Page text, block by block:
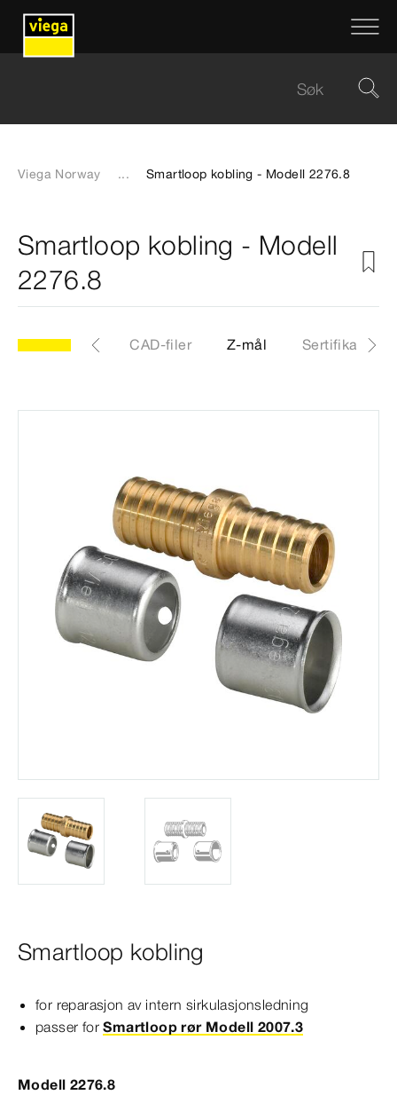
Viega Norway ... Smartloop kobling - Modell 2276.8
Smartloop kobling - Modell
2276.8
Artikkel CAD-filer Z-mål Sertifikater
Smartloop kobling
for reparasjon av intern sirkulasjonsledning
passer forSmartloop rør Modell 2007.3
Modell 2276.8